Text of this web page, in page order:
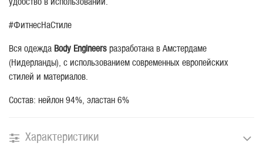
удобство в использовании.
#ФитнесНаСтиле
Вся одежда Body Engineers разработана в Амстердаме
(Нидерланды), с использованием современных европейских
стилей и материалов.
Состав: нейлон 94%, эластан 6%
Характеристики